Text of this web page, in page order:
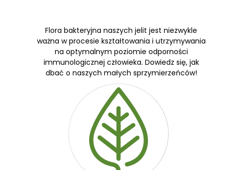
Flora bakteryjna naszych jelit jest niezwykle
ważna w procesie kształtowania i utrzymywania
na optymalnym poziomie odporności
immunologicznej człowieka. Dowiedz się, jak
dbać o naszych małych sprzymierzeńców!